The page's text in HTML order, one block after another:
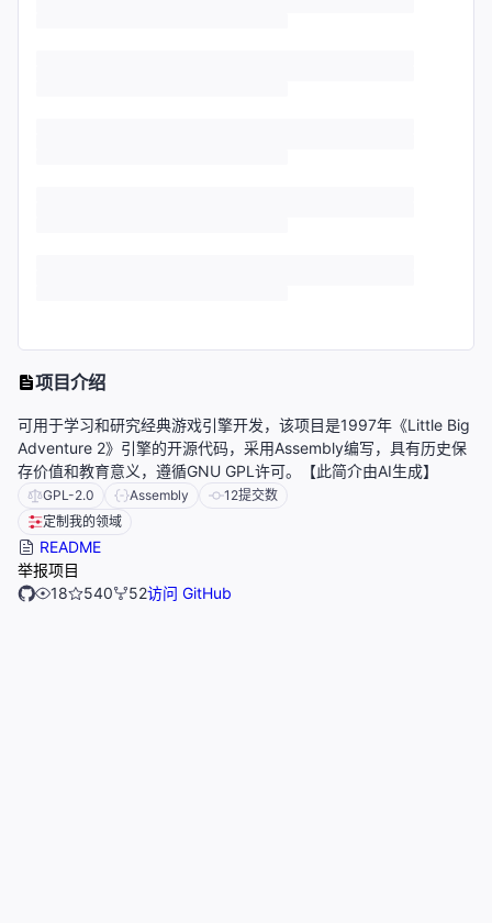
项目介绍
可用于学习和研究经典游戏引擎开发，该项目是1997年《Little Big
Adventure 2》引擎的开源代码，采用Assembly编写，具有历史保
存价值和教育意义，遵循GNU GPL许可。【此简介由AI生成】
GPL-2.0 Assembly 12提交数
定制我的领域
README
举报项目
18
540 52访问 GitHub